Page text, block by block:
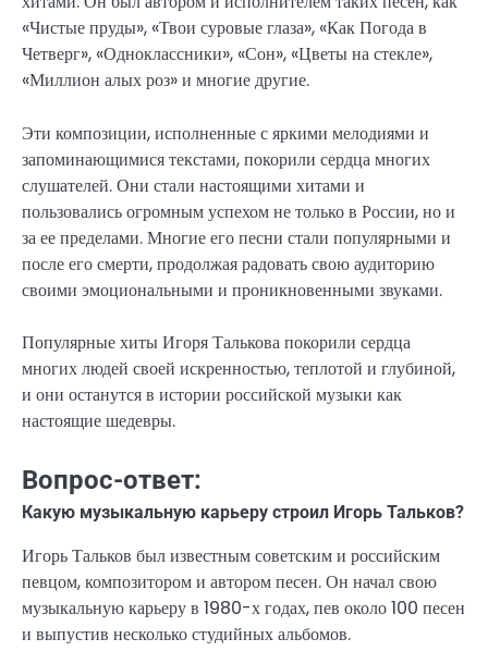
«Чистые пруды», «Твои суровые глаза», «Как Погода в
Четверг», «Одноклассники», «Сон», «Цветы на стекле»,
«Миллион алых роз» и многие другие.
Эти композиции, исполненные с яркими мелодиями и
запоминающимися текстами, покорили сердца многих
слушателей. Они стали настоящими хитами и
пользовались огромным успехом не только в России, но и
за ее пределами. Многие его песни стали популярными и
после его смерти, продолжая радовать свою аудиторию
своими эмоциональными и проникновенными звуками.
Популярные хиты Игоря Талькова покорили сердца
многих людей своей искренностью, теплотой и глубиной,
и они останутся в истории российской музыки как
настоящие шедевры.
Вопрос-ответ:
Какую музыкальную карьеру строил Игорь Тальков?
Игорь Тальков был известным советским и российским
певцом, композитором и автором песен. Он начал свою
музыкальную карьеру в 1980-х годах, пев около 100 песен
и выпустив несколько студийных альбомов.